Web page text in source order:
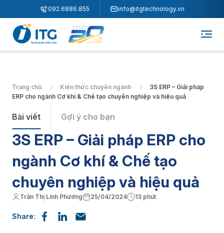
092.6886.855 info@itgtechnology.vn
Trang chủ Kiến thức chuyên ngành
3S ERP – Giải pháp
ERP cho ngành Cơ khí & Chế tạo chuyên nghiệp và hiệu quả
Bài viết Gợi ý cho bạn
3S ERP – Giải pháp ERP cho
ngành Cơ khí & Chế tạo
chuyên nghiệp và hiệu quả
Trần Thị Linh Phương 25/04/2024 13 phút
Share: